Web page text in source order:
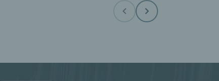
Before Next